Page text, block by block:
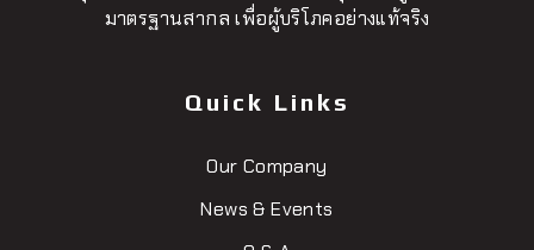
มาตรฐานสากล เพื่อผู้บริโภคอย่างแท้จริง
Quick Links
Our Company
News & Events